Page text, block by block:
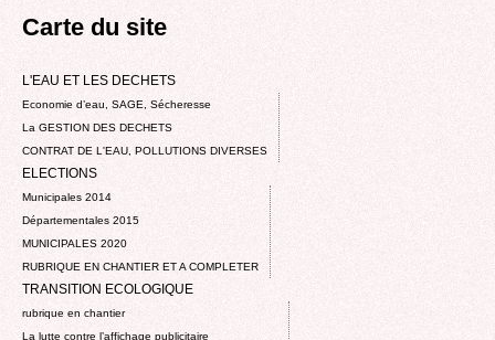
Carte du site
L'EAU ET LES DECHETS
Economie d’eau, SAGE, Sécheresse
La GESTION DES DECHETS
CONTRAT DE L'EAU, POLLUTIONS DIVERSES
ELECTIONS
Municipales 2014
Départementales 2015
MUNICIPALES 2020
RUBRIQUE EN CHANTIER ET A COMPLETER
TRANSITION ECOLOGIQUE
rubrique en chantier
La lutte contre l’affichage publicitaire